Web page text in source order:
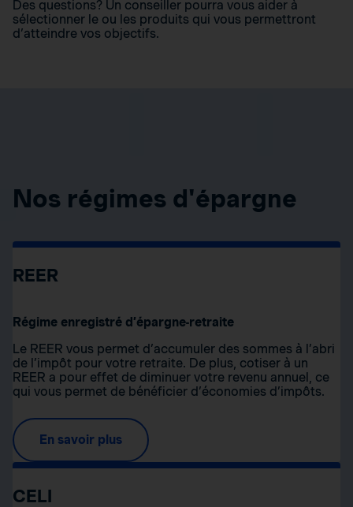
Des questions? Un conseiller pourra vous aider à
sélectionner le ou les produits qui vous permettront
d’atteindre vos objectifs.
Nos régimes d'épargne
REER
Régime enregistré d’épargne-retraite
Le REER vous permet d’accumuler des sommes à l’abri
de l’impôt pour votre retraite. De plus, cotiser à un
REER a pour effet de diminuer votre revenu annuel, ce
qui vous permet de bénéficier d’économies d’impôts.
En savoir plus
CELI